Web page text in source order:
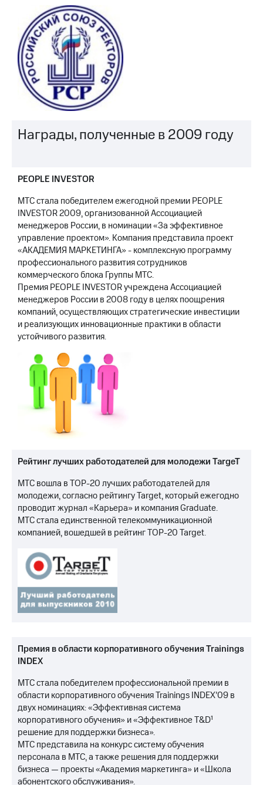
Награды, полученные в 2009 году
PEOPLE INVESTOR
МТС стала победителем ежегодной премии PEOPLE
INVESTOR 2009, организованной Ассоциацией
менеджеров России, в номинации «За эффективное
управление проектом». Компания представила проект
«АКАДЕМИЯ МАРКЕТИНГА» - комплексную программу
профессионального развития сотрудников
коммерческого блока Группы МТС.
Премия PEOPLE INVESTOR учреждена Ассоциацией
менеджеров России в 2008 году в целях поощрения
компаний, осуществляющих стратегические инвестиции
и реализующих инновационные практики в области
устойчивого развития.
Рейтинг лучших работодателей для молодежи TargeT
МТС вошла в TOP-20 лучших работодателей для
молодежи, согласно рейтингу Target, который ежегодно
проводит журнал «Карьера» и компания Graduate.
МТС стала единственной телекоммуникационной
компанией, вошедшей в рейтинг TOP-20 Target.
Премия в области корпоративного обучения Trainings
INDEX
МТС стала победителем профессиональной премии в
области корпоративного обучения Trainings INDEX’09 в
двух номинациях: «Эффективная система
корпоративного обучения» и «Эффективное T&D¹
решение для поддержки бизнеса».
МТС представила на конкурс систему обучения
персонала в МТС, а также решения для поддержки
бизнеса — проекты «Академия маркетинга» и «Школа
абонентского обслуживания».